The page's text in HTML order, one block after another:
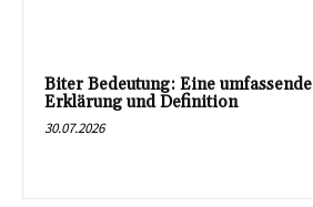
Biter Bedeutung: Eine umfassende
Erklärung und Definition
30.07.2026